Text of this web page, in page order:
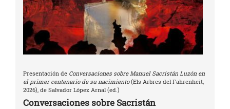
Presentación de Conversaciones sobre Manuel Sacristán Luzón en
el primer centenario de su nacimiento(Els Arbres del Fahrenheit,
2026), de Salvador López Arnal (ed.)
Conversaciones sobre Sacristán